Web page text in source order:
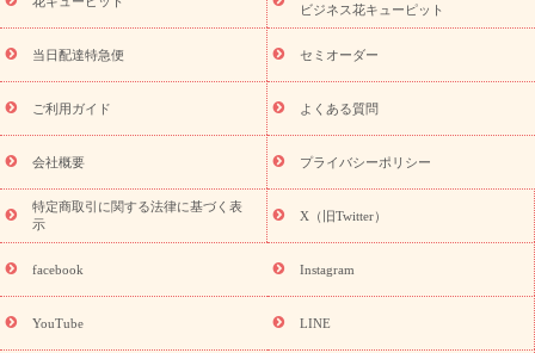
特集
お盆 花（新盆・初盆） 季節のイベント
お盆 花（新
盆・初盆）
お盆 花（新盆・初盆）
お盆・お供え 花とセットギ
フト
お盆・お供え プリザーブドフラワー
ひまわり ギフト・プ
レゼント特集
夏の花贈り・お中元・暑中見舞い 花のギフト特集
敬老の日におくる花ギフト・プレゼント特集
花ギフト・プレゼント特集
敬老の日 花のおすすめランキング
敬
老の日 花鉢植えのギフト・プレゼント特集
敬老の日 花とセットギ
フト・プレゼント特集
敬老の日の花 全てのギフト一覧
キャン
ペーン
映画『ウォーターガーディアンズ』コラボキャンペーン
「きょう誕生日なんです」キャンペーン
誕生日の花を探す
誕生日フラワーギフト 誕生日フラワーギフト特集
(トルコキキョウ)
9月の誕生花(リンドウ)
ビジネス花キューピット
当日配達特急便 セミオーダー
ご利用ガイド よくある質問
会社概要 プライバシーポリシー
特定商取引に関する法律に基づく表
示
X（旧Twitter）
facebook Instagram
YouTube LINE